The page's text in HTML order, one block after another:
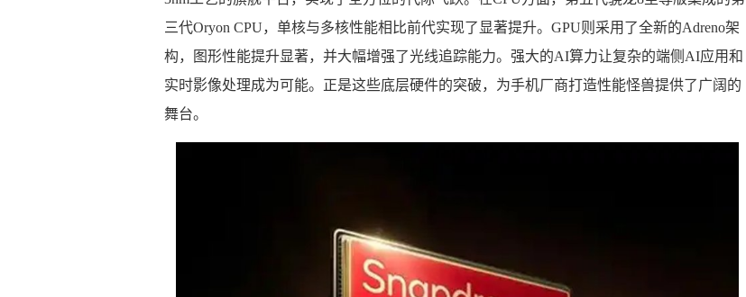
三代Oryon CPU，单核与多核性能相比前代实现了显著提升。GPU则采用了全新的Adreno架
构，图形性能提升显著，并大幅增强了光线追踪能力。强大的AI算力让复杂的端侧AI应用和
实时影像处理成为可能。正是这些底层硬件的突破，为手机厂商打造性能怪兽提供了广阔的
舞台。